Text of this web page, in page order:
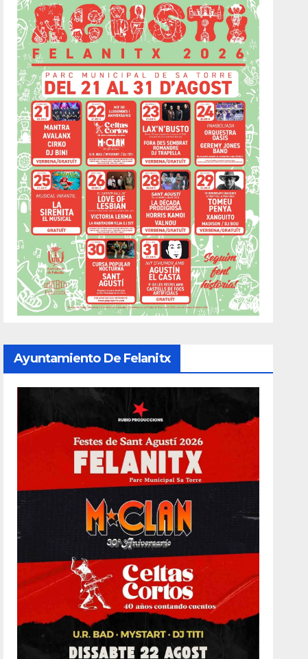
Ayuntamiento De Felanitx